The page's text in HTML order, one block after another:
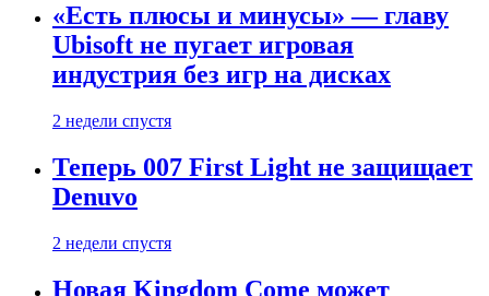
«Есть плюсы и минусы» — главу
Ubisoft не пугает игровая
индустрия без игр на дисках
2 недели спустя
Теперь 007 First Light не защищает
Denuvo
2 недели спустя
Новая Kingdom Come может